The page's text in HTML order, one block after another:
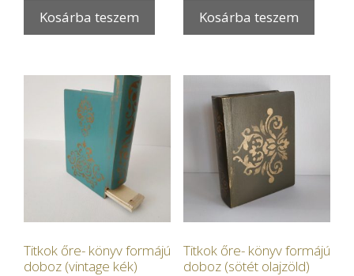
Kosárba teszem Kosárba teszem
Titkok őre- könyv formájú
doboz (vintage kék)
Titkok őre- könyv formájú
doboz (sötét olajzöld)